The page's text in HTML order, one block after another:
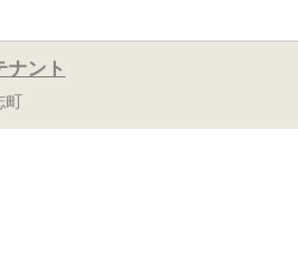
ント
町